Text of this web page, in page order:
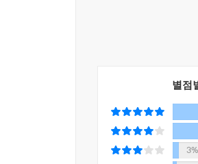
- 구체적 특징: 펌프형이다
- 수단적 가치: 남들 앞에
→ 최종가치: 나 자신이 멋
이처럼 단계를 밟으면 고
보청기의 가치는 무엇인가
자식처럼 애지중지, 자식
더 잘 보이고 더 잘 팔리게
“장점이 적지 않습니다”가
“천천히 생각해보시고 결
어떻게 하면 이번에 출시
고객을 직접 응대하는
대중강연을 주로 하거나
별점
3%